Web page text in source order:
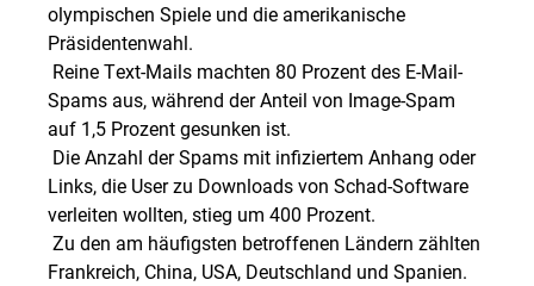
olympischen Spiele und die amerikanische
Präsidentenwahl.
 Reine Text-Mails machten 80 Prozent des E-Mail-
Spams aus, während der Anteil von Image-Spam
auf 1,5 Prozent gesunken ist.
 Die Anzahl der Spams mit infiziertem Anhang oder
Links, die User zu Downloads von Schad-Software
verleiten wollten, stieg um 400 Prozent.
 Zu den am häufigsten betroffenen Ländern zählten
Frankreich, China, USA, Deutschland und Spanien.